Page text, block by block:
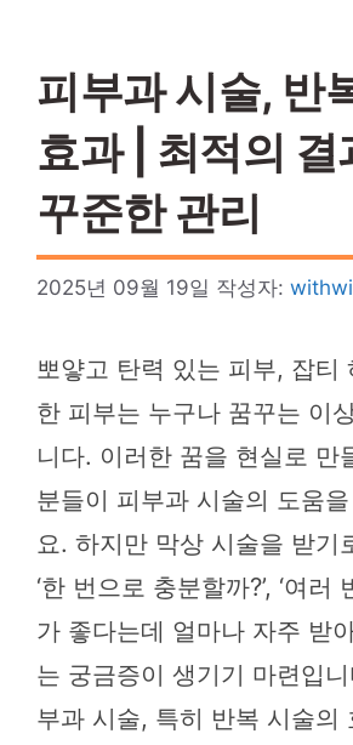
피부과 시술, 반
효과 | 최적의 결
꾸준한 관리
2025년 09월 19일 작성자:
뽀얗고 탄력 있는 피부, 잡티
한 피부는 누구나 꿈꾸는 이
니다. 이러한 꿈을 현실로 만
분들이 피부과 시술의 도움
요. 하지만 막상 시술을 받기
‘한 번으로 충분할까?’, ‘여러
가 좋다는데 얼마나 자주 받
는 궁금증이 생기기 마련입
부과 시술, 특히 반복 시술의